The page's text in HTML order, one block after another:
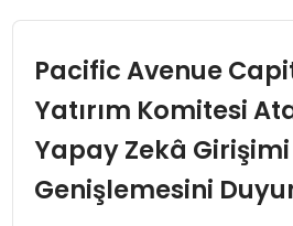
SAĞLIK
EĞITIM
SPOR
Pacific Avenue
Yatırım Komitesi
Yapay Zekâ Girişimi
Genişlemesini